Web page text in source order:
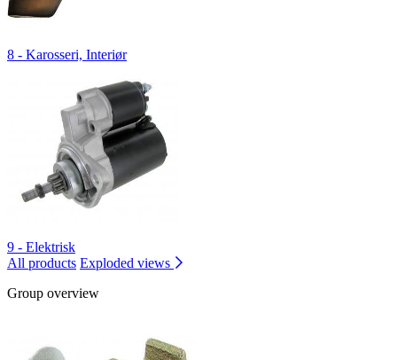
8 - Karosseri, Interiør
9 - Elektrisk
All products Exploded views
Group overview